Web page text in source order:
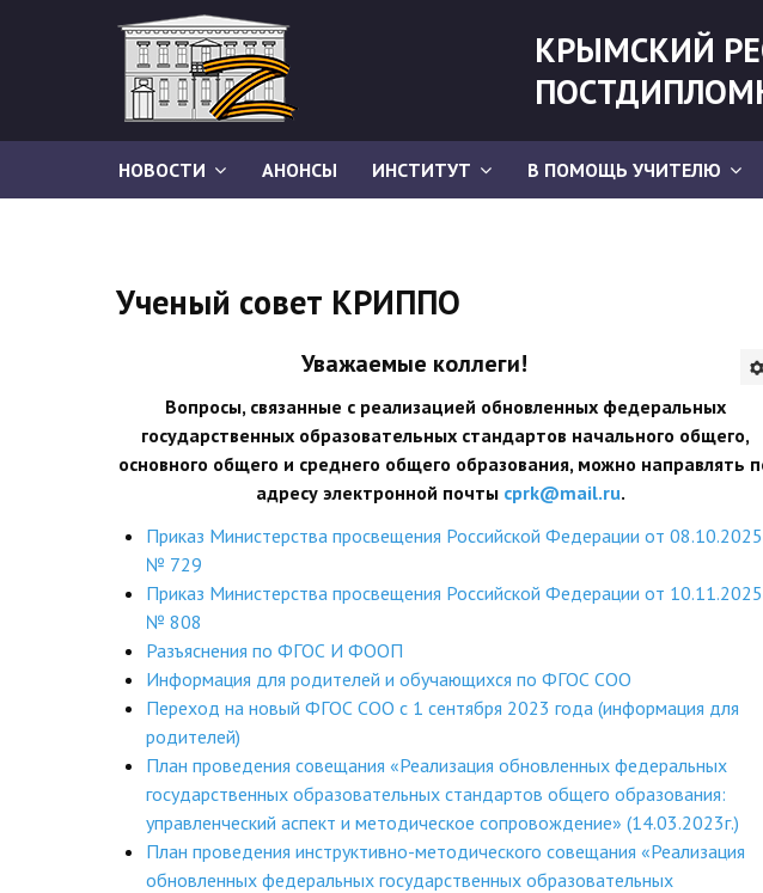
КРЫМСКИЙ
НОВОСТИ АНОНСЫ ИНСТИТУТ В ПОМОЩЬ УЧИТЕЛЮ
Ученый совет КРИППО
Уважаемые коллеги!
Вопросы, связанные с реализацией обновленных федеральных
государственных образовательных стандартов начального общего,
основного общего и среднего общего образования, можно направлять
адресу электронной почты cprk@mail.ru.
Приказ Министерства просвещения Российской Федерации от 08.10.2025
№ 729
Приказ Министерства просвещения Российской Федерации от 10.11.2025
№ 808
Разъяснения по ФГОС И ФООП
Информация для родителей и обучающихся по ФГОС СОО
Переход на новый ФГОС СОО с 1 сентября 2023 года (информация для
родителей)
План проведения совещания «Реализация обновленных федеральных
государственных образовательных стандартов общего образования:
управленческий аспект и методическое сопровождение» (14.03.2023г.)
План проведения инструктивно-методического совещания «Реализация
обновленных федеральных государственных образовательных